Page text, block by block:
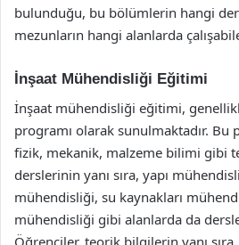
bulunduğu, bu bölümlerin hangi
mezunların hangi alanlarda
İnşaat Mühendisliği Eğitimi
İnşaat mühendisliği eğitimi,
programı olarak sunulmaktadır.
fizik, mekanik, malzeme bilimi gibi
derslerinin yanı sıra, yapı
mühendisliği, su kaynakları
mühendisliği gibi alanlarda da
Öğrenciler, teorik bilgilerin yanı